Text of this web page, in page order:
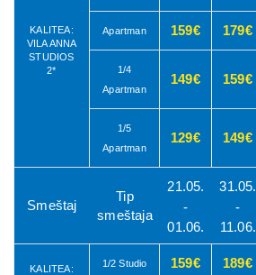
KALITEA:
VILA ANNA
STUDIOS
2*
Apartman 159€ 179€
1/4
Apartman
149€ 159€
1/5
Apartman
129€ 149€
Smeštaj
Tip
smeštaja
21.05.
-
01.06.
31.05.
-
11.06.
KALITEA:
1/2 Studio 159€ 189€